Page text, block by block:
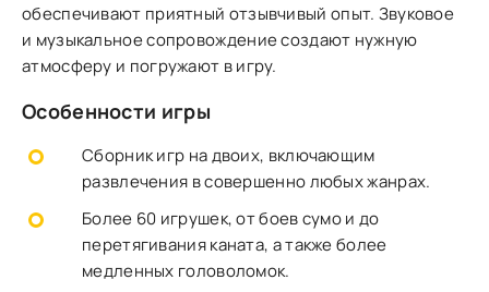
обеспечивают приятный отзывчивый опыт. Звуковое
и музыкальное сопровождение создают нужную
атмосферу и погружают в игру.
Особенности игры
Сборник игр на двоих, включающим
развлечения в совершенно любых жанрах.
Более 60 игрушек, от боев сумо и до
перетягивания каната, а также более
медленных головоломок.